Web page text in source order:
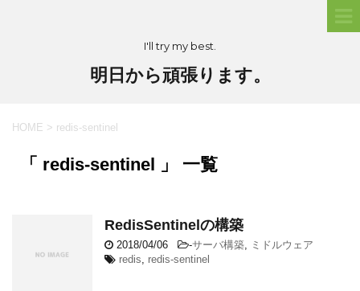
I'll try my best.
明日から頑張ります。
HOME > redis-sentinel
「 redis-sentinel 」 一覧
RedisSentinelの構築
2018/04/06 -サーバ構築
ミドルウェア
redis
redis-sentinel